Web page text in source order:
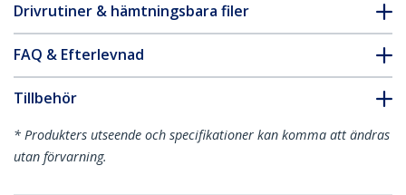
Drivrutiner & hämtningsbara filer
FAQ & Efterlevnad
Tillbehör
* Produkters utseende och specifikationer kan komma att ändras
utan förvarning.